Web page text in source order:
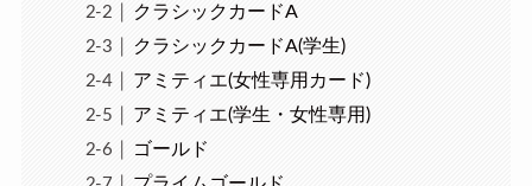
クラシックカードA
クラシックカードA(学生)
アミティエ(女性専用カード)
アミティエ(学生・女性専用)
ゴールド